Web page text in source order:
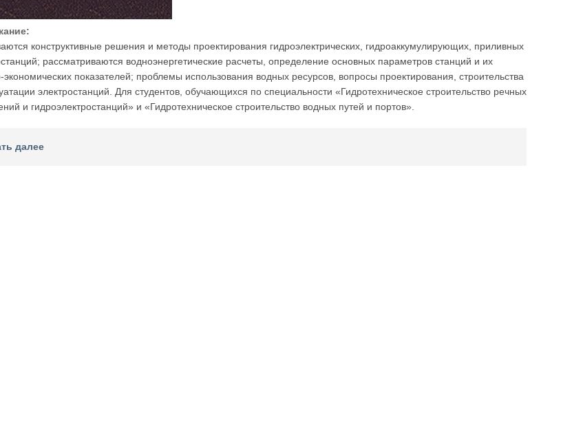
конструктивные решения и методы проектирования гидроэлектрических, гидроаккумулирующих, приливных
рассматриваются водноэнергетические расчеты, определение основных параметров станций и их
экономических показателей; проблемы использования водных ресурсов, вопросы проектирования, строительства
электростанций. Для студентов, обучающихся по специальности «Гидротехническое строительство речных
и гидроэлектростанций» и «Гидротехническое строительство водных путей и портов».
далее